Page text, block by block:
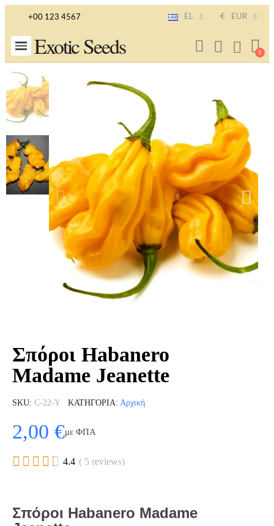
+00 123 4567 EL € EUR
Exotic Seeds
Σπόροι Habanero
Madame Jeanette
SKU C-22-Y ΚΑΤΗΓΟΡΊΑ Αρχική
2,00 €με ΦΠΑ
     4.4 ( 5 reviews)
Σπόροι Habanero Madame